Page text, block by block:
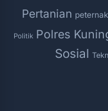
Pertanian
Politik Polres
Sosial